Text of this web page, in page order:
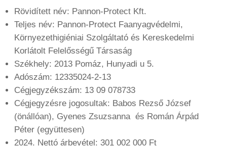
Rövidített név: Pannon-Protect Kft.
Teljes név: Pannon-Protect Faanyagvédelmi,
Környezethigiéniai Szolgáltató és Kereskedelmi
Korlátolt Felelősségű Társaság
Székhely: 2013 Pomáz, Hunyadi u 5.
Adószám: 12335024-2-13
Cégjegyzékszám: 13 09 078733
Cégjegyzésre jogosultak: Babos Rezső József
(önállóan), Gyenes Zsuzsanna és Román Árpád
Péter (együttesen)
2024. Nettó árbevétel: 301 002 000 Ft